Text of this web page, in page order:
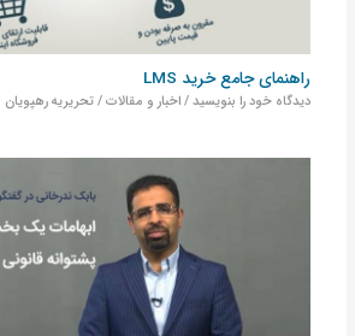
راهنمای جامع خرید LMS
دیدگاه‌ خود را بنویسید/اخبار و مقالات/تحریریه رهپویان